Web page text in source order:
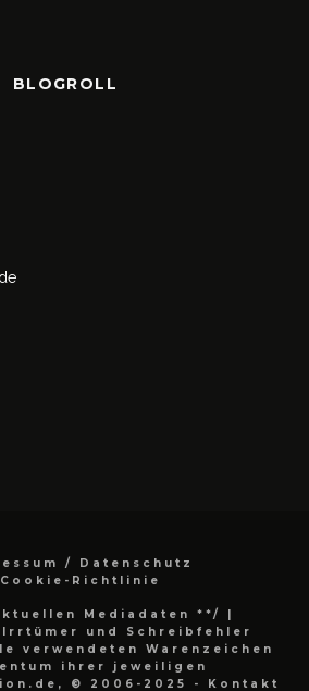
BLOGROLL
/ Datenschutz
Cookie-Richtlinie
Mediadaten **/
|
Irrtümer und Schreibfehler
verwendeten Warenzeichen
ihrer jeweiligen
© 2006-2025 - Kontakt